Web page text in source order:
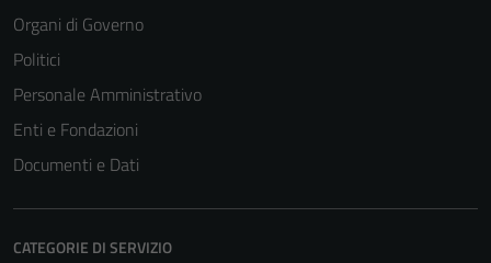
Organi di Governo
Politici
Personale Amministrativo
Enti e Fondazioni
Documenti e Dati
CATEGORIE DI SERVIZIO